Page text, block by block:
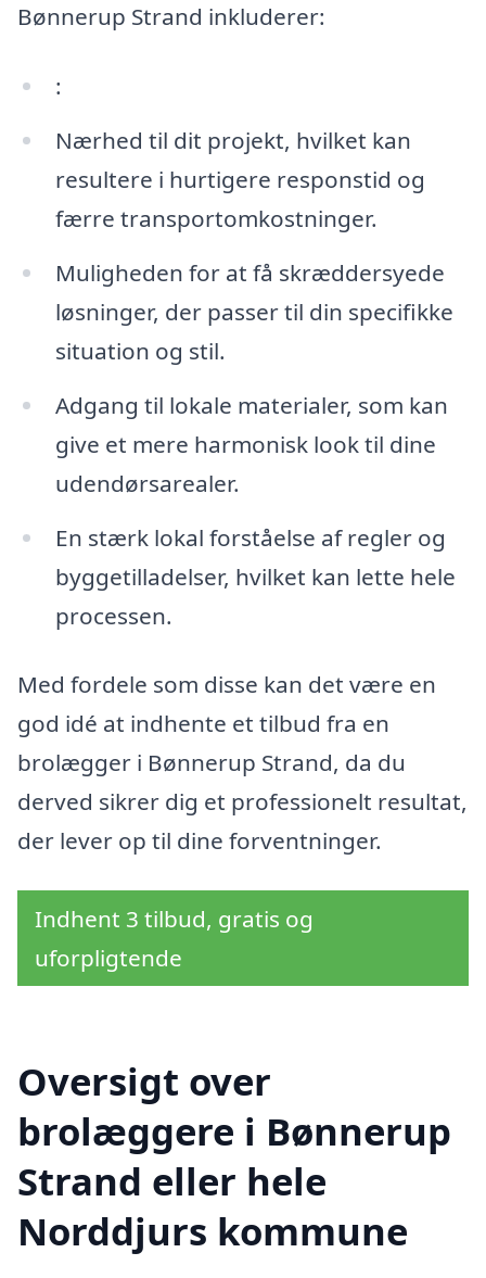
Bønnerup Strand inkluderer:
:
Nærhed til dit projekt, hvilket kan
resultere i hurtigere responstid og
færre transportomkostninger.
Muligheden for at få skræddersyede
løsninger, der passer til din specifikke
situation og stil.
Adgang til lokale materialer, som kan
give et mere harmonisk look til dine
udendørsarealer.
En stærk lokal forståelse af regler og
byggetilladelser, hvilket kan lette hele
processen.
Med fordele som disse kan det være en
god idé at indhente et tilbud fra en
brolægger i Bønnerup Strand, da du
derved sikrer dig et professionelt resultat,
der lever op til dine forventninger.
Indhent 3 tilbud, gratis og
uforpligtende
Oversigt over
brolæggere i Bønnerup
Strand eller hele
Norddjurs kommune